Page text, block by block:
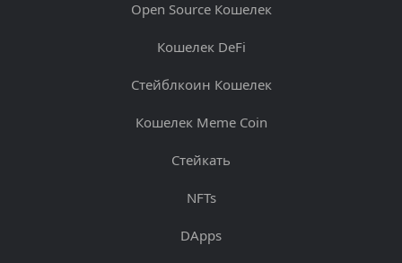
Open Source Кошелек
Кошелек DeFi
Стейблкоин Кошелек
Кошелек Meme Coin
Стейкать
NFTs
DApps